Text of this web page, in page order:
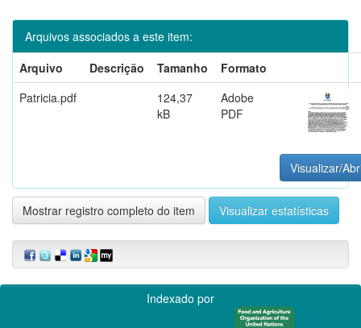
Arquivos associados a este item:
Arquivo
Descrição Tamanho
Formato
Patricia.pdf
124,37
kB
Adobe
PDF
Visualizar/
Mostrar registro completo do item Visualizar estatísticas
Indexado por